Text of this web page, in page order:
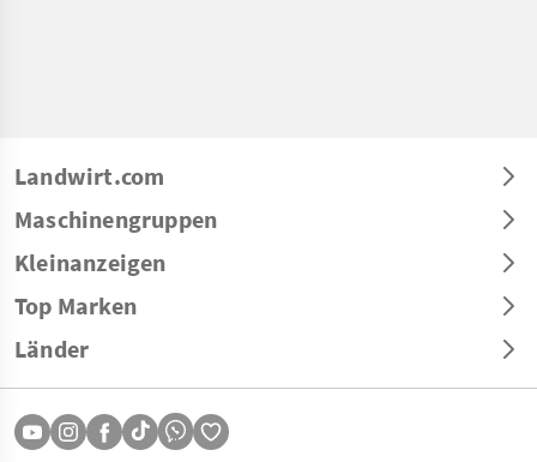
Landwirt.com
Maschinengruppen
Kleinanzeigen
Top Marken
Länder